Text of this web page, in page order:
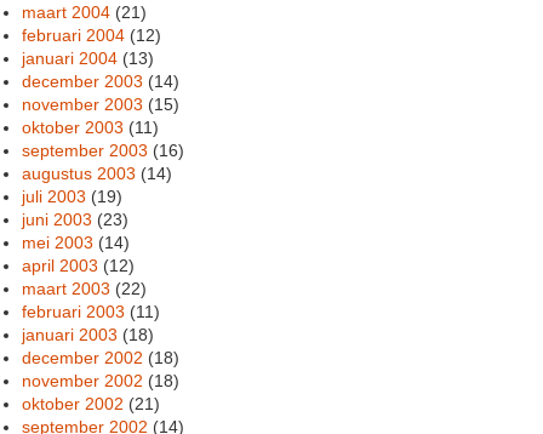
maart 2004 (21)
februari 2004 (12)
januari 2004 (13)
december 2003 (14)
november 2003 (15)
oktober 2003 (11)
september 2003 (16)
augustus 2003 (14)
juli 2003 (19)
juni 2003 (23)
mei 2003 (14)
april 2003 (12)
maart 2003 (22)
februari 2003 (11)
januari 2003 (18)
december 2002 (18)
november 2002 (18)
oktober 2002 (21)
september 2002 (14)